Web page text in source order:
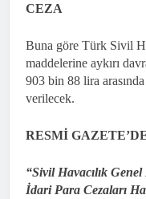
CEZA
Buna göre Türk Sivil
maddelerine aykırı
903 bin 88 lira
verilecek.
RESMİ
“Sivil Havacılık
İdari Para Cezaları